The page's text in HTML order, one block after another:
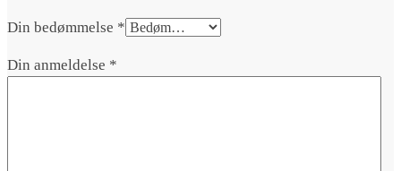
Din bedømmelse *
Din anmeldelse *